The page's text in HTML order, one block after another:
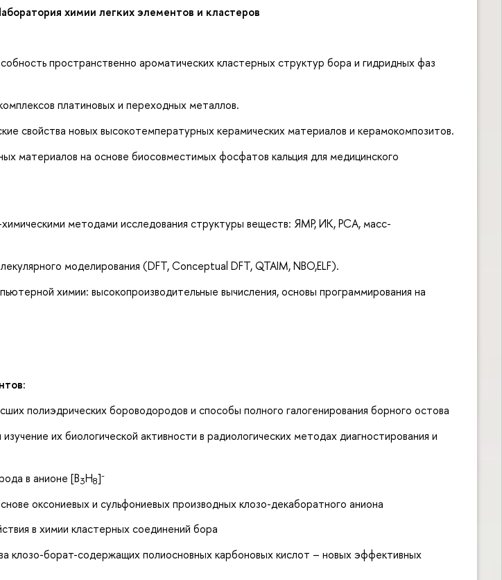
химии легких элементов и кластеров
пространственно ароматических кластерных структур бора и гидридных фаз
платиновых и переходных металлов.
свойства новых высокотемпературных керамических материалов и керамокомпозитов.
материалов на основе биосовместимых фосфатов кальция для медицинского
методами исследования структуры веществ: ЯМР, ИК, РСА, масс-
моделирования (DFT, Conceptual DFT, QTAIM, NBO,ELF).
химии: высокопроизводительные вычисления, основы программирования на
полиэдрических бороводородов и способы полного галогенирования борного остова
их биологической активности в радиологических методах диагностирования и
в анионе [B3H8]-
оксониевых и сульфониевых производных клозо-декаборатного аниона
в химии кластерных соединений бора
борат-содержащих полиосновных карбоновых кислот – новых эффективных